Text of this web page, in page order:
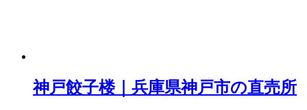
神戸餃子楼｜兵庫県神戸市の直売所